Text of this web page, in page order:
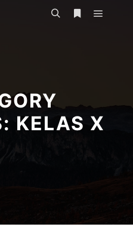
KELAS X